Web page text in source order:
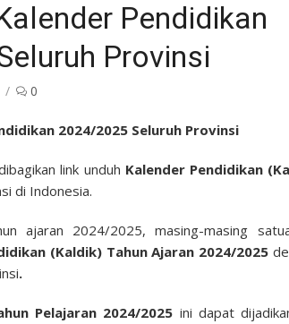
Pendidikan
Provinsi
0
2024/2025 Seluruh Provinsi
link unduh Kalender Pendidikan
di Indonesia.
ajaran 2024/2025, masing-masing
(Kaldik) Tahun Ajaran 2024/2025
.
Pelajaran 2024/2025 ini dapat